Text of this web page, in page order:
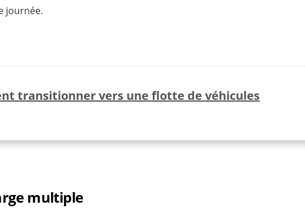
journée.
transitionner vers une flotte de véhicules
multiple